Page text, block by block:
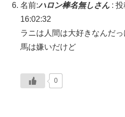
名前:ハロン棒名無しさん : 投
16:02:32
ラニは人間は大好きなんだっ
馬は嫌いだけど
0